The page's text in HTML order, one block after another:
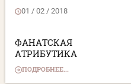
01 / 02 / 2018
ФАНАТСКАЯ
АТРИБУТИКА
ПОДРОБНЕЕ...